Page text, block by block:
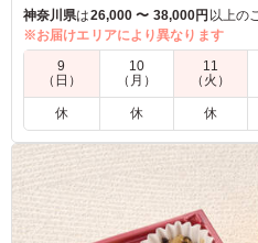
も特にお客様への還元率が高い｢
いる商品です。
※5月～10月は安全衛生上の理
野菜に変更しております。
【※仕入れ状況により、キンカ
する場合がございます。】
彩り綺麗で味も美味しく大満
神奈川県は26,000 〜 38,000円 以上の
※お届けエリアにより異なります
9
（日）
10
（月）
11
（火）
休 休 休